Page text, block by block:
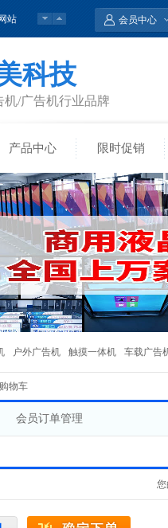
站
会员中心
科技
机/广告机行业品牌
产品中心 限时促销
户外广告机 触摸一体机 车载广告
物车
会员订单管理